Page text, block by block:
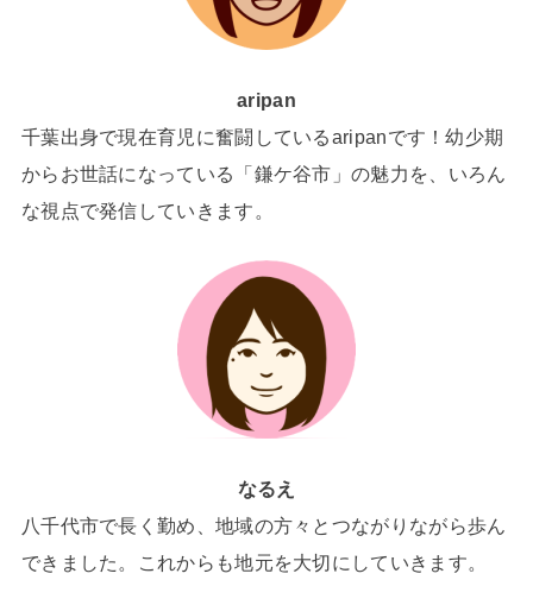
aripan
千葉出身で現在育児に奮闘しているaripanです！幼少期
からお世話になっている「鎌ケ谷市」の魅力を、いろん
な視点で発信していきます。
なるえ
八千代市で長く勤め、地域の方々とつながりながら歩ん
できました。これからも地元を大切にしていきます。